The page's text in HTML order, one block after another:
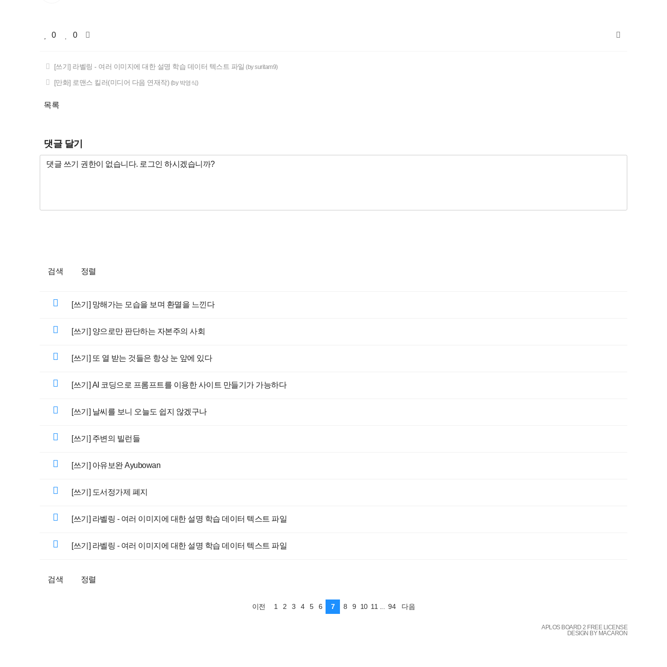
0 0
[쓰기] 라벨링 - 여러 이미지에 대한 설명 학습 데이터 텍스트 파일 (by suritam9)
[만화] 로맨스 킬러(미디어 다음 연재작) (by 박영식)
목록
댓글 달기
검색 정렬
[쓰기] 망해가는 모습을 보며 환멸을 느낀다
[쓰기] 양으로만 판단하는 자본주의 사회
[쓰기] 또 열 받는 것들은 항상 눈 앞에 있다
[쓰기] AI 코딩으로 프롬프트를 이용한 사이트 만들기가 가능하다
[쓰기] 날씨를 보니 오늘도 쉽지 않겠구나
[쓰기] 주변의 빌런들
[쓰기] 아유보완 Ayubowan
[쓰기] 도서정가제 폐지
[쓰기] 라벨링 - 여러 이미지에 대한 설명 학습 데이터 텍스트 파일
[쓰기] 라벨링 - 여러 이미지에 대한 설명 학습 데이터 텍스트 파일
검색 정렬
이전 1 2 3 4 5 6 7 8 9 10 11 94 다음
APLOS BOARD 2 FREE LICENSE
DESIGN BY MACARON